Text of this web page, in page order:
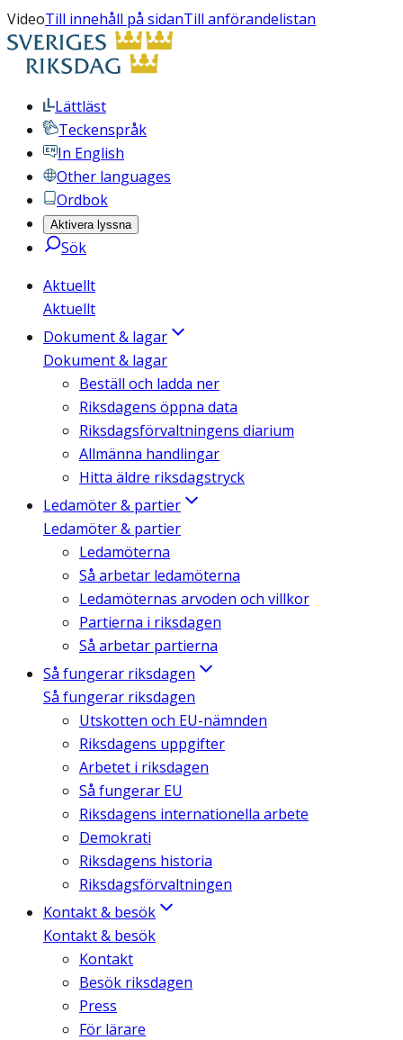
VideoTill innehåll på sidanTill anförandelistan
Lättläst
Teckenspråk
In English
Other languages
Ordbok
Aktivera lyssna
Sök
Aktuellt
Aktuellt
Dokument & lagar
Dokument & lagar
Beställ och ladda ner
Riksdagens öppna data
Riksdagsförvaltningens diarium
Allmänna handlingar
Hitta äldre riksdagstryck
Ledamöter & partier
Ledamöter & partier
Ledamöterna
Så arbetar ledamöterna
Ledamöternas arvoden och villkor
Partierna i riksdagen
Så arbetar partierna
Så fungerar riksdagen
Så fungerar riksdagen
Utskotten och EU-nämnden
Riksdagens uppgifter
Arbetet i riksdagen
Så fungerar EU
Riksdagens internationella arbete
Demokrati
Riksdagens historia
Riksdagsförvaltningen
Kontakt & besök
Kontakt & besök
Kontakt
Besök riksdagen
Press
För lärare